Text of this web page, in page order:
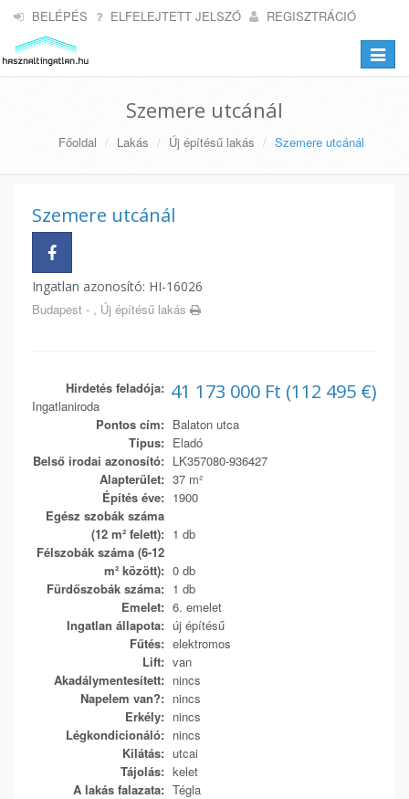
BELÉPÉS ELFELEJTETT JELSZÓ REGISZTRÁCIÓ
Toggle
Szemere utcánál
Főoldal Lakás Új építésű lakás Szemere utcánál
Szemere utcánál
Ingatlan azonosító: HI-16026
Budapest - , Új építésű lakás
41 173 000 Ft (112 495 €)
Hirdetés feladója:
Ingatlaniroda
Pontos cím: Balaton utca
Típus: Eladó
Belső irodai azonosító: LK357080-936427
Alapterület: 37 m²
Építés éve: 1900
Egész szobák száma
(12 m² felett): 1 db
Félszobák száma (6-12
m² között): 0 db
Fürdőszobák száma: 1 db
Emelet: 6. emelet
Ingatlan állapota: új építésű
Fűtés: elektromos
Lift: van
Akadálymentesített: nincs
Napelem van?: nincs
Erkély: nincs
Légkondicionáló: nincs
Kilátás: utcai
Tájolás: kelet
A lakás falazata: Tégla